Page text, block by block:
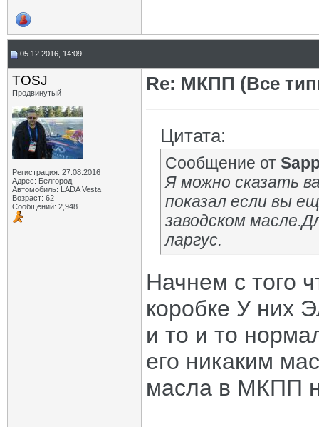
05.12.2016, 14:09
TOSJ
Продвинутый
Регистрация: 27.08.2016
Адрес: Белгород
Автомобиль: LADA Vesta
Возраст: 62
Сообщений: 2,948
Re: МКПП (Все
Цитата:
Сообщение от
Я можно сказать
показал если вы
заводском
ларгус.
Начнем с того
коробке У них
и то и то
его никаким
масла в МКПП